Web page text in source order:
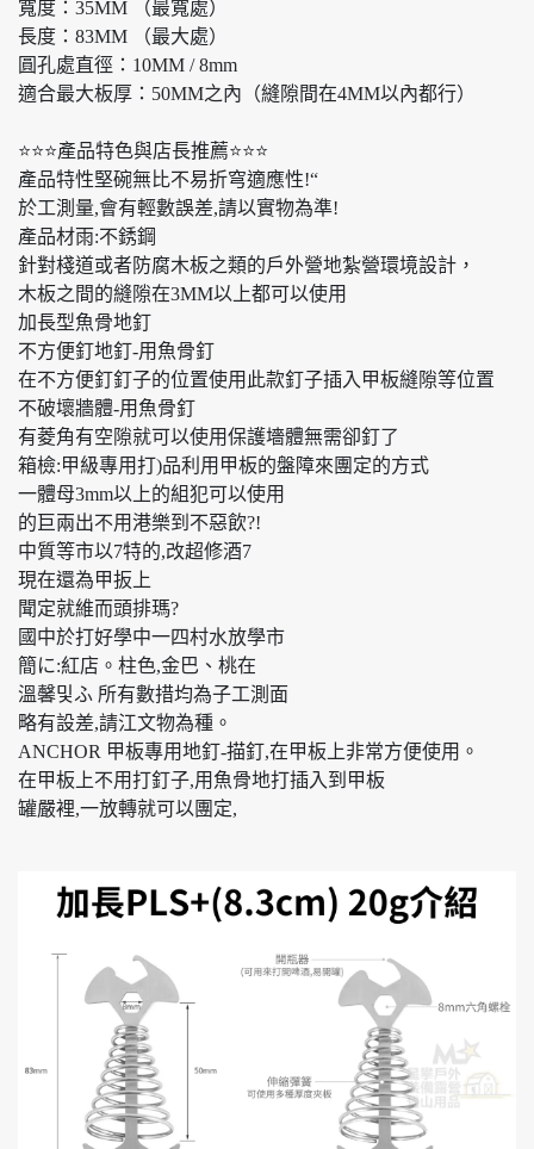
寬度：35MM （最寬處）
長度：83MM （最大處）
圓孔處直徑：10MM / 8mm
適合最大板厚：50MM之內（縫隙間在4MM以內都行）
⭐️⭐️⭐️產品特色與店長推薦⭐️⭐️⭐️
產品特性堅碗無比不易折穹適應性!“
於工測量,會有輕數誤差,請以實物為準!
產品材雨:不銹鋼
針對棧道或者防腐木板之類的戶外營地紮營環境設計，
木板之間的縫隙在3MM以上都可以使用
加長型魚骨地釘
不方便釘地釘-用魚骨釘
在不方便釘釘子的位置使用此款釘子插入甲板縫隙等位置
不破壞牆體-用魚骨釘
有菱角有空隙就可以使用保護墻體無需卻釘了
箱檢:甲級專用打)品利用甲板的盤障來團定的方式
一體母3mm以上的組犯可以使用
的巨兩出不用港樂到不惡飲?!
中質等市以7特的,改超修酒7
現在還為甲扳上
聞定就維而頭排瑪?
國中於打好學中一四村水放學市
簡に:紅店。柱色,金巴、桃在
溫馨및ふ 所有數措均為子工測面
略有設差,請江文物為種。
ANCHOR 甲板專用地釘-描釘,在甲板上非常方便使用。
在甲板上不用打釘子,用魚骨地打插入到甲板
罐嚴裡,一放轉就可以團定,